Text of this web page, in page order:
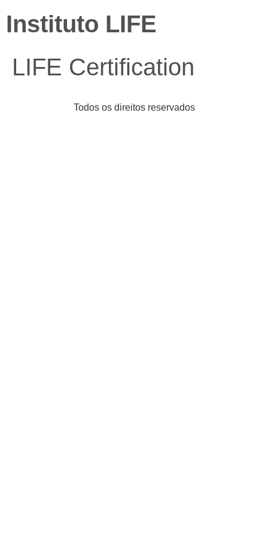
Instituto LIFE
LIFE Certification
Todos os direitos reservados